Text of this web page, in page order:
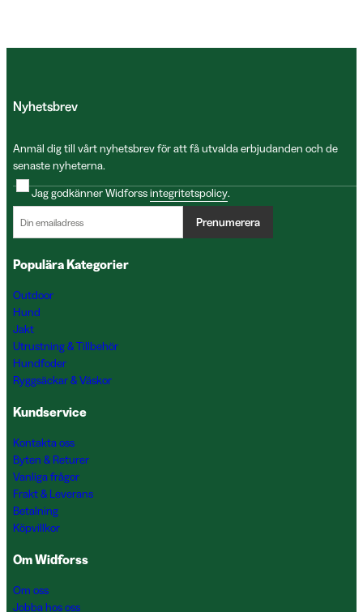
Nyhetsbrev
Anmäl dig till vårt nyhetsbrev för att få utvalda erbjudanden och de
senaste nyheterna.
Jag godkänner Widforssintegritetspolicy.
Prenumerera
Populära Kategorier
Outdoor
Hund
Jakt
Utrustning & Tillbehör
Hundfoder
Ryggsäckar & Väskor
Kundservice
Kontakta oss
Byten & Returer
Vanliga frågor
Frakt & Leverans
Betalning
Köpvillkor
Om Widforss
Om oss
Jobba hos oss